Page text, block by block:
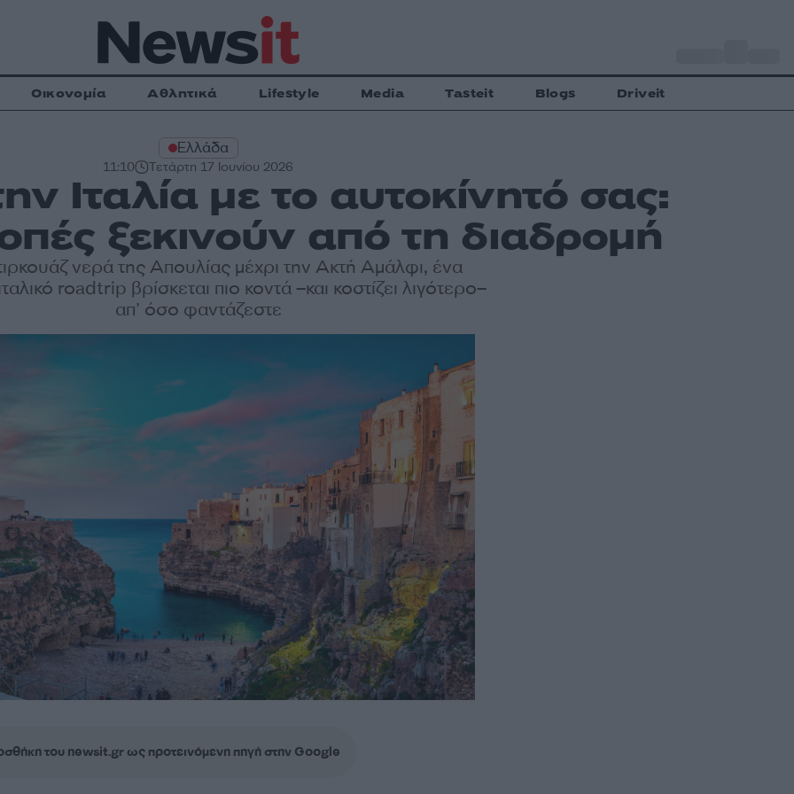
Οικονομία Αθλητικά Lifestyle Media Tasteit Blogs Driveit
Ελλάδα
11:10 Τετάρτη 17 Ιουνίου 2026
Ιταλία με το αυτοκίνητό σας:
ξεκινούν από τη διαδρομή
νερά της Απουλίας μέχρι την Ακτή Αμάλφι, ένα
roadtrip βρίσκεται πιο κοντά –και κοστίζει λιγότερο–
απ’ όσο φαντάζεστε
του newsit.gr ως προτεινόμενη πηγή στην Google